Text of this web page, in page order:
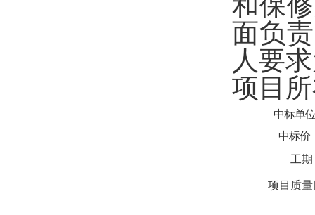
和保
面负
人要
项目
中标单位
中标价
工期
项目质量